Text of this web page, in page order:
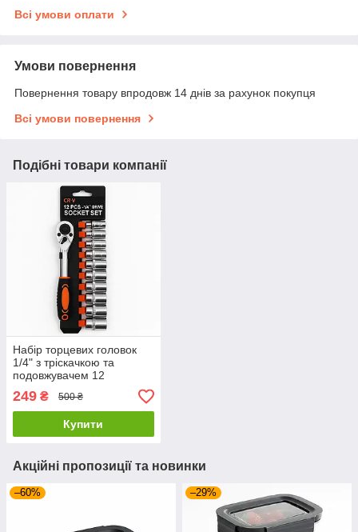
Всі умови оплати
Умови повернення
Повернення товару впродовж 14 днів за рахунок покупця
Всі умови повернення
Подібні товари компанії
Набір торцевих головок
1/4" з тріскачкою та
подовжувачем 12
предметів
249 ₴ 500 ₴
Купити
Акційні пропозиції та новинки
–60% –29%